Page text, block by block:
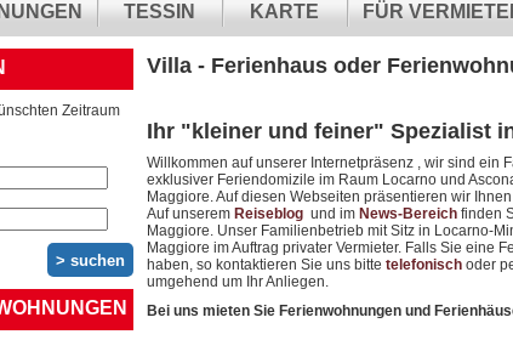
TESSIN KARTE FÜR
Zeitraum
Villa - Ferienhaus oder
Ihr "kleiner und feiner" Spezialist
Willkommen auf unserer Internetpräsenz , wir sind
exklusiver Feriendomizile im Raum Locarno und
Maggiore. Auf diesen Webseiten präsentieren wir
Auf unserem Reiseblogund im News-Bereichfinden
Maggiore. Unser Familienbetrieb mit Sitz in Locarno-
Maggiore im Auftrag privater Vermieter. Falls Sie eine
haben, so kontaktieren Sie uns bitte telefonischoder
umgehend um Ihr Anliegen.
Bei uns mieten Sie Ferienwohnungen und